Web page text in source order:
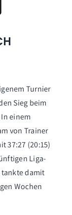
Turnier
Sieg beim
einem
von Trainer
37:27 (20:15)
Liga-
tankte damit
Wochen